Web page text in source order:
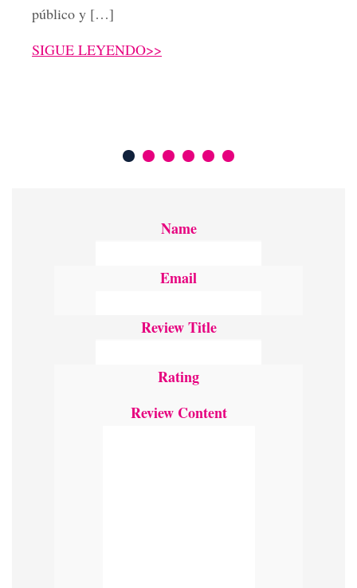
público y […]
SIGUE LEYENDO>>
Name
Email
Review Title
Rating
Review Content